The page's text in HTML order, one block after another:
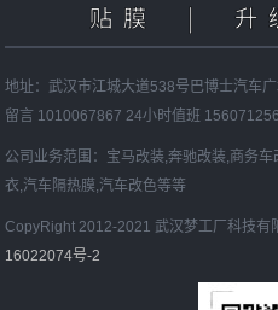
地址：武汉市江城大道538号巴博士汽车
留言 1010067867 24小时值班
公司业务范围：宝马改装,奔驰改装,商务
衣,汽车隔热膜,汽车改色等等
CopyRight 2012-2021 武汉梦工厂科技有
16022074号-2